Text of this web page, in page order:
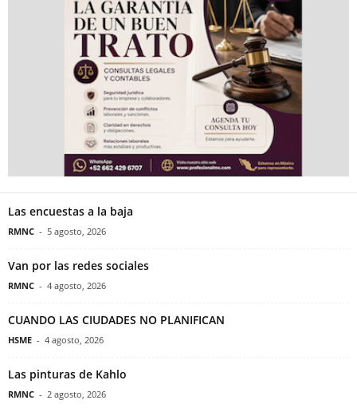
Las encuestas a la baja
RMNC - 5 agosto, 2026
Van por las redes sociales
RMNC - 4 agosto, 2026
CUANDO LAS CIUDADES NO PLANIFICAN
HSME - 4 agosto, 2026
Las pinturas de Kahlo
RMNC - 2 agosto, 2026